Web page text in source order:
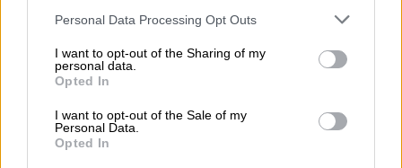
Personal Data Processing Opt Outs
I want to opt-out of the Sharing of my
personal data.
Opted In
I want to opt-out of the Sale of my
Personal Data.
Opted In
control del coronavirus
COVID19ESP
Juzgados de Madrid
Fuerzas de Seguridad del Estado
Fuerzas de Seguridad
Política
España